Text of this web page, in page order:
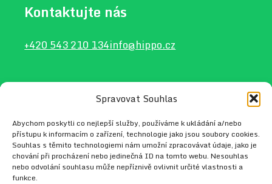
Spravovat Souhlas
Abychom poskytli co nejlepší služby, používáme k ukládání a/nebo
přístupu k informacím o zařízení, technologie jako jsou soubory cookies.
Souhlas s těmito technologiemi nám umožní zpracovávat údaje, jako je
chování při procházení nebo jedinečná ID na tomto webu. Nesouhlas
nebo odvolání souhlasu může nepříznivě ovlivnit určité vlastnosti a
funkce.
Kontaktujte nás
+420 543 210 134info@hippo.cz
Radek Tejkl